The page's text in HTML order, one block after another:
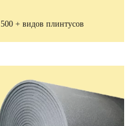
500 + видов плинтусов